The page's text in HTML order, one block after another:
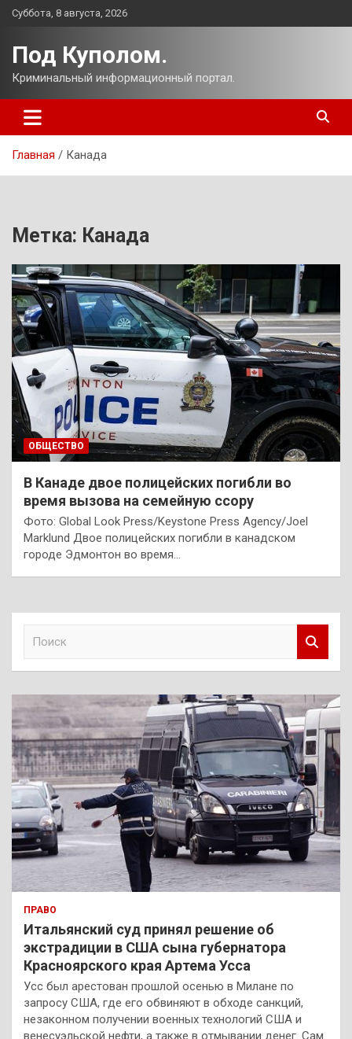
Перейти
Суббота, 8 августа, 2026
Под Куполом.
Криминальный информационный портал.
Главная Канада
Метка: Канада
ОБЩЕСТВО
В Канаде двое полицейских погибли во
время вызова на семейную ссору
Фото: Global Look Press/Keystone Press Agency/Joel
Marklund Двое полицейских погибли в канадском
городе Эдмонтон во время…
к
ПРАВО
Итальянский суд принял решение об
экстрадиции в США сына губернатора
Красноярского края Артема Усса
Усс был арестован прошлой осенью в Милане по
запросу США, где его обвиняют в обходе санкций,
незаконном получении военных технологий США и
венесуэльской нефти, а также в отмывании денег. Сам